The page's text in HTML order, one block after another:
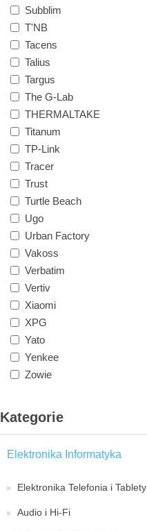
Subblim
T'NB
Tacens
Talius
Targus
The G-Lab
THERMALTAKE
Titanum
TP-Link
Tracer
Trust
Turtle Beach
Ugo
Urban Factory
Vakoss
Verbatim
Vertiv
Xiaomi
XPG
Yato
Yenkee
Zowie
Kategorie
Elektronika Informatyka
Elektronika Telefonia i Tablety
Audio i Hi-Fi